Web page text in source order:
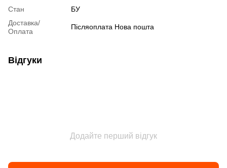
Стан
БУ
Доставка/
Оплата
Післяоплата Нова пошта
Відгуки
Додайте перший відгук